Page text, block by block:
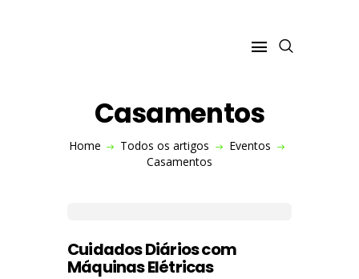
Casamentos
Home Todos os artigos
Eventos
Casamentos
VISITE O SITE
A MACHRENT
EVENTOS
Cuidados Diários com
Máquinas Elétricas